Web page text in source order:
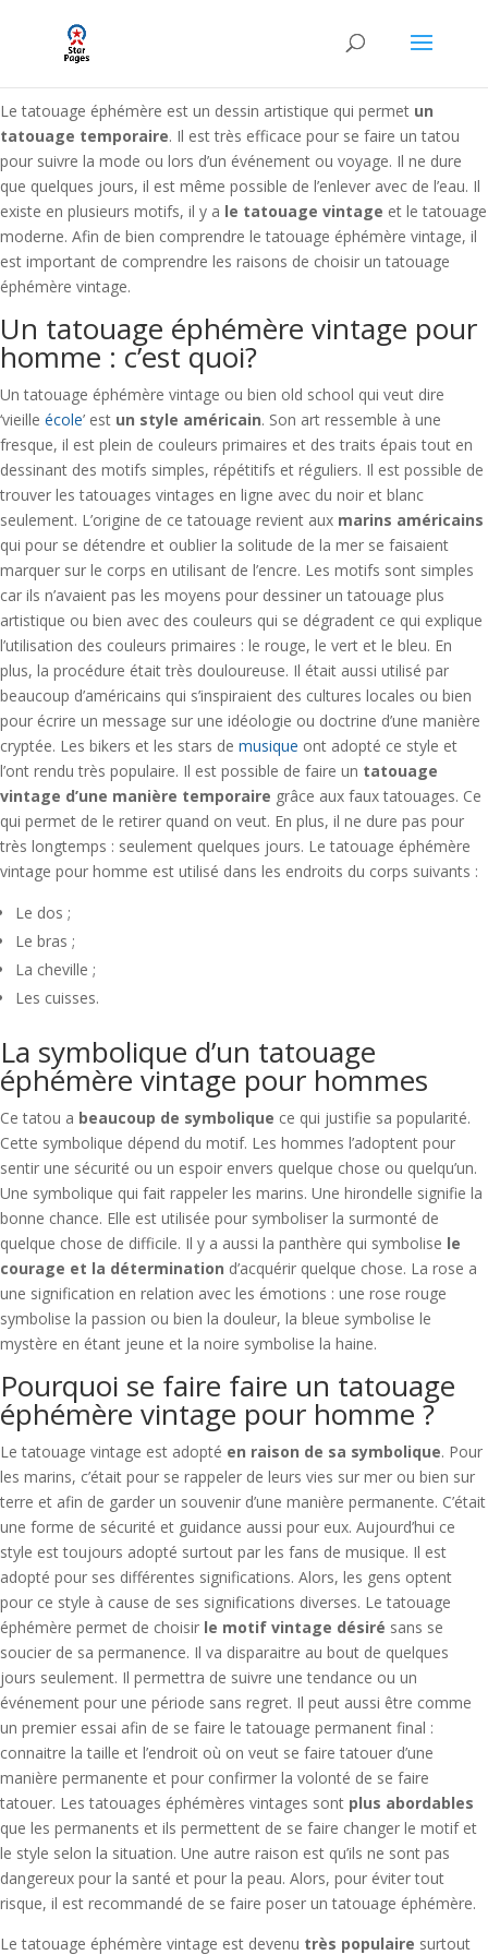
Le tatouage éphémère est un dessin artistique qui permet un
tatouage temporaire. Il est très efficace pour se faire un tatou
pour suivre la mode ou lors d’un événement ou voyage. Il ne dure
que quelques jours, il est même possible de l’enlever avec de l’eau. Il
existe en plusieurs motifs, il y a le tatouage vintage et le tatouage
moderne. Afin de bien comprendre le tatouage éphémère vintage, il
est important de comprendre les raisons de choisir un tatouage
éphémère vintage.
Un tatouage éphémère vintage pour
homme : c’est quoi?
Un tatouage éphémère vintage ou bien old school qui veut dire
‘vieille école’ est un style américain. Son art ressemble à une
fresque, il est plein de couleurs primaires et des traits épais tout en
dessinant des motifs simples, répétitifs et réguliers. Il est possible de
trouver les tatouages vintages en ligne avec du noir et blanc
seulement. L’origine de ce tatouage revient aux marins américains
qui pour se détendre et oublier la solitude de la mer se faisaient
marquer sur le corps en utilisant de l’encre. Les motifs sont simples
car ils n’avaient pas les moyens pour dessiner un tatouage plus
artistique ou bien avec des couleurs qui se dégradent ce qui explique
l’utilisation des couleurs primaires : le rouge, le vert et le bleu. En
plus, la procédure était très douloureuse. Il était aussi utilisé par
beaucoup d’américains qui s’inspiraient des cultures locales ou bien
pour écrire un message sur une idéologie ou doctrine d’une manière
cryptée. Les bikers et les stars de musique ont adopté ce style et
l’ont rendu très populaire. Il est possible de faire un tatouage
vintage d’une manière temporaire grâce aux faux tatouages. Ce
qui permet de le retirer quand on veut. En plus, il ne dure pas pour
très longtemps : seulement quelques jours. Le tatouage éphémère
vintage pour homme est utilisé dans les endroits du corps suivants :
Le dos ;
Le bras ;
La cheville ;
Les cuisses.
La symbolique d’un tatouage
éphémère vintage pour hommes
Ce tatou a beaucoup de symbolique ce qui justifie sa popularité.
Cette symbolique dépend du motif. Les hommes l’adoptent pour
sentir une sécurité ou un espoir envers quelque chose ou quelqu’un.
Une symbolique qui fait rappeler les marins. Une hirondelle signifie la
bonne chance. Elle est utilisée pour symboliser la surmonté de
quelque chose de difficile. Il y a aussi la panthère qui symbolise le
courage et la détermination d’acquérir quelque chose. La rose a
une signification en relation avec les émotions : une rose rouge
symbolise la passion ou bien la douleur, la bleue symbolise le
mystère en étant jeune et la noire symbolise la haine.
Pourquoi se faire faire un tatouage
éphémère vintage pour homme ?
Le tatouage vintage est adopté en raison de sa symbolique. Pour
les marins, c’était pour se rappeler de leurs vies sur mer ou bien sur
terre et afin de garder un souvenir d’une manière permanente. C’était
une forme de sécurité et guidance aussi pour eux. Aujourd’hui ce
style est toujours adopté surtout par les fans de musique. Il est
adopté pour ses différentes significations. Alors, les gens optent
pour ce style à cause de ses significations diverses. Le tatouage
éphémère permet de choisir le motif vintage désiré sans se
soucier de sa permanence. Il va disparaitre au bout de quelques
jours seulement. Il permettra de suivre une tendance ou un
événement pour une période sans regret. Il peut aussi être comme
un premier essai afin de se faire le tatouage permanent final :
connaitre la taille et l’endroit où on veut se faire tatouer d’une
manière permanente et pour confirmer la volonté de se faire
tatouer. Les tatouages éphémères vintages sont plus abordables
que les permanents et ils permettent de se faire changer le motif et
le style selon la situation. Une autre raison est qu’ils ne sont pas
dangereux pour la santé et pour la peau. Alors, pour éviter tout
risque, il est recommandé de se faire poser un tatouage éphémère.
Le tatouage éphémère vintage est devenu très populaire surtout